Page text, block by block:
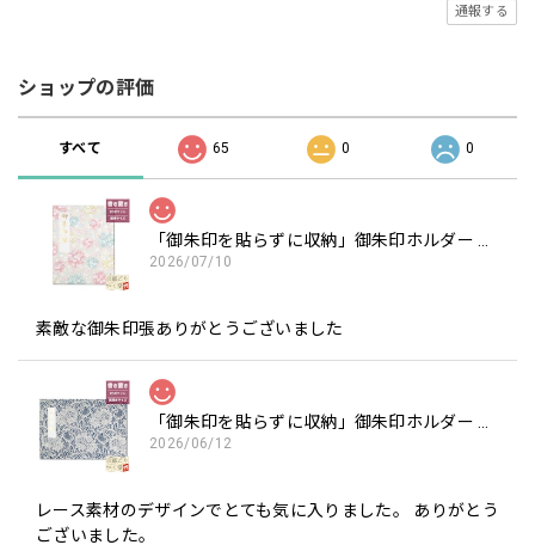
通報する
ショップの評価
すべて 65 0 0
「御朱印を貼らずに収納」御朱印ホルダー 書き置き用 ポケット 標準サイズ 淡色丸模様に桜(クリーム)
2026/07/10
素敵な御朱印張ありがとうございました
「御朱印を貼らずに収納」御朱印ホルダー 書き置き用 ポケット 見開きサイズ フラワーレース(紺)
2026/06/12
レース素材のデザインでとても気に入りました。 ありがとう
ございました。